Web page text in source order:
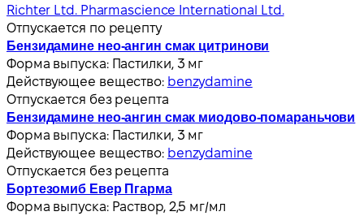
Richter Ltd. Pharmascience International Ltd.
Отпускается по рецепту
Бензидамине нео-ангин смак цитринови
Форма выпуска: Пастилки, 3 мг
Действующее вещество: benzydamine
Отпускается без рецепта
Бензидамине нео-ангин смак миодово-помараньчови
Форма выпуска: Пастилки, 3 мг
Действующее вещество: benzydamine
Отпускается без рецепта
Бортезомиб Евер Пгарма
Форма выпуска: Раствор, 2,5 мг/мл